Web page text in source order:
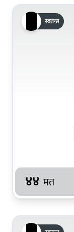
स्वतन्त्र
४४ मत